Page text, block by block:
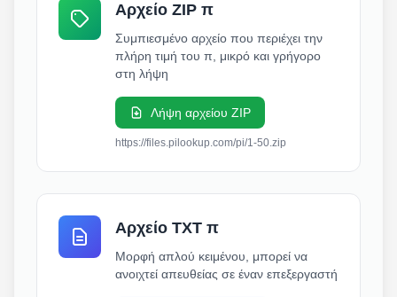
Αρχείο ZIP π
Συμπιεσμένο αρχείο που περιέχει την
πλήρη τιμή του π, μικρό και γρήγορο
στη λήψη
Λήψη αρχείου ZIP
https://files.pilookup.com/pi/1-50.zip
Αρχείο TXT π
Μορφή απλού κειμένου, μπορεί να
ανοιχτεί απευθείας σε έναν επεξεργαστή